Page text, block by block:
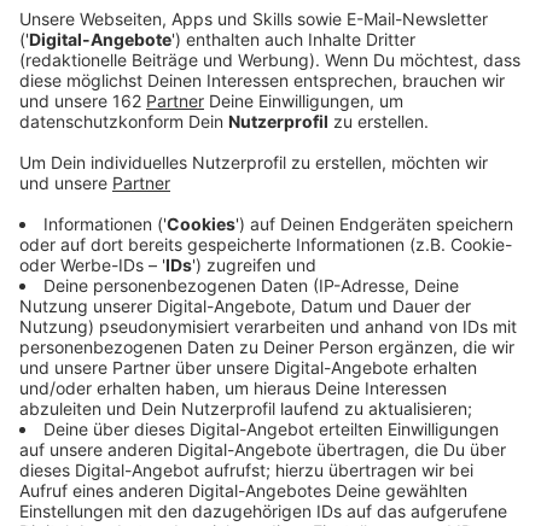
Anzeige
Warnstreik bei Amazon. Auch Beschäftigte in
aufgerufen. Die Gewerkschaft fordert vom Online-
Händler schon seit Jahren einen Tarifvertrag. Diesmal
soll weltweit ein Zeichen gesetzt werden.
Protestzentrum ist dabei der Amazon-Standort in Bad
Hersfeld. Hier werden am Morgen zu einer Demo rund
1200 Beschäftigte aus aller Welt erwartet. Der Black
Friday ist für Amazon in der Regel der umsatzstärkste
Tag des Jahres.
Anzeige